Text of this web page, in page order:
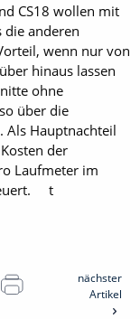
CS18 wollen mit
die anderen
wenn nur von
hinaus lassen
ohne
über die
Als Hauptnachteil
der
Laufmeter im
t
nächster
Artikel